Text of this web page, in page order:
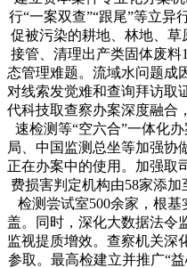
行“一案双查”“跟尾”等立异
促被污染的耕地、林地、草
接管、清理出产类固体废料
态管理难题。流域水问题成
对线索发觉难和查询拜访取
代科技取查察办案深度融合
速检测等“空六合”一体化
局、中国监测总坐等加强协
正在办案中的使用。加强取
费损害判定机构由58家添
检测尝试室500余家，根
盖。同时，深化大数据法令
监视提质增效。查察机关深
参取。最高检建立并推广“